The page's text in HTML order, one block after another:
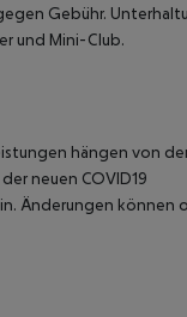
Gebühr.
und Mini-Club.
hängen von
neuen COVID19
Änderungen können